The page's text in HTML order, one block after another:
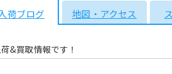
荷ブログ 地図・アクセス
&買取情報です！